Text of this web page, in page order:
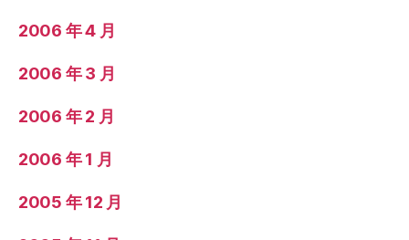
2006 年 4 月
2006 年 3 月
2006 年 2 月
2006 年 1 月
2005 年 12 月